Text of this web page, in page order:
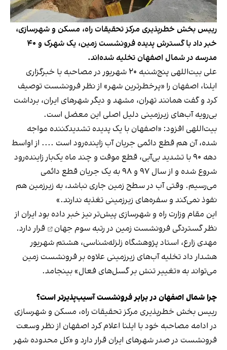
رییس بخش خطرپذیری مرکز تحقیقات راه، مسکن و شهرسازی،
خبر داد با گسترش پدیده فرونشست زمین، یک شهرک و ۴۰
مدرسه در شمال اصفهان تخلیه شده‌اند.
علی بیت‌اللهی پنج‌شنبه ۲۰ شهریور در مصاحبه با خبرگزاری
ایلنا، اصفهان را «پرخطرترین شهر» از نظر فرونشست توصیف
کرد و گفت همانند تهران، مشهد و دیگر شهرهای ایران، برداشت
بی‌رویه آب‌های زیرزمینی دلیل اصلی این معضل است.
بیت‌اللهی افزود: «اصفهان با یک پدیده تشدیدکننده مواجه
شده، آن هم قطع دائمی جریان آب زاینده‌رود است .... از اواسط
دهه ٩٠ با تشدید بی‌آبی، قطع موقت و چند ماه یک‌بار زاینده‌رود
شروع شده و از سال ٩٧ و ٩٨ به یک جریان قطع دائمی
می‌رسیم. وقتی آب در سطح زمین جاری نباشد، به زیرزمین هم
نفوذ نمی‌کند و سفره‌های زیرزمینی تغذیه ندارند.»
این مقام وزارت راه و شهرسازی پیش‌تر نیز خبر داده بود ایران از
نظر گستردگی فرونشست زمین دررتبه سوم جهان
قرار دارد.
مهدی زارع، استاد پژوهشگاه زلزله‌شناسی، هشتم شهریور
هشدار داد تخلیه آب‌های زیرزمینی علاوه بر فرونشست زمین
می‌تواند به «تغییر تنش بر گسل‌های فعال» بینجامد.
چرا شمال اصفهان در برابر فرونشست آسیب‌پذیرتر است؟
رییس بخش خطرپذیری مرکز تحقیقات راه، مسکن و شهرسازی
در ادامه مصاحبه خود با ایلنا اعلام کرد اصفهان از نظر وسعت
فرونشست در صدر شهرهای ایران قرار دارد و «کل محدوده شهر